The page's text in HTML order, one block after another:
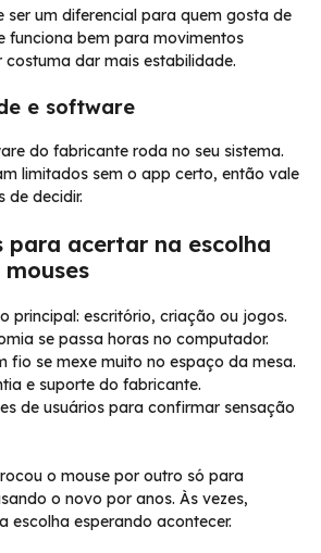
ser um diferencial para quem gosta de
funciona bem para movimentos
dar mais estabilidade.
e software
do fabricante roda no seu sistema.
limitados sem o app certo, então vale
de decidir.
para acertar na escolha
principal: escritório, criação ou jogos.
se passa horas no computador.
fio se mexe muito no espaço da mesa.
e suporte do fabricante.
de usuários para confirmar sensação
o mouse por outro só para
o novo por anos. Às vezes,
escolha esperando acontecer.